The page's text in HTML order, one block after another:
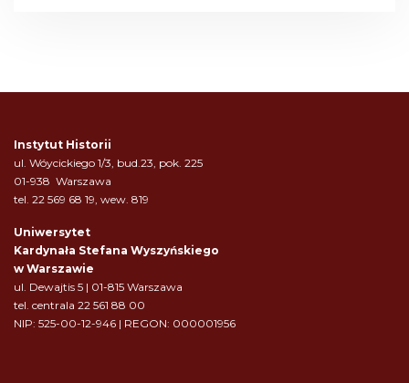
Instytut Historii
ul. Wóycickiego 1/3, bud.23, pok. 225
01-938 Warszawa
tel. 22 569 68 19, wew. 819
Uniwersytet
Kardynała Stefana Wyszyńskiego
w Warszawie
ul. Dewajtis 5 | 01-815 Warszawa
tel. centrala 22 561 88 00
NIP: 525-00-12-946 | REGON: 000001956